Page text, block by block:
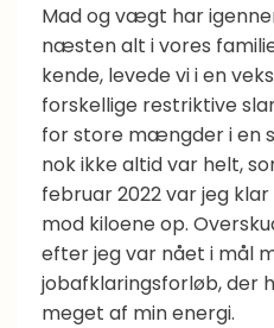
Mad og vægt har
næsten alt i vores
kende, levede vi i en
forskellige restriktive
for store mængder i en
nok ikke altid var helt,
februar 2022 var jeg
mod kiloene op.
efter jeg var nået i mål
jobafklaringsforløb, der
meget af min energi.